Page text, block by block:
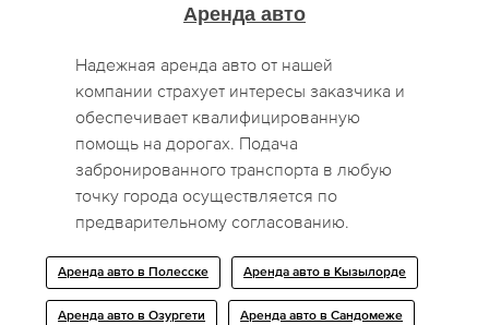
Аренда авто
Надежная аренда авто от нашей
компании страхует интересы заказчика и
обеспечивает квалифицированную
помощь на дорогах. Подача
забронированного транспорта в любую
точку города осуществляется по
предварительному согласованию.
Аренда авто в Полесске Аренда авто в Кызылорде
Аренда авто в Озургети Аренда авто в Сандомеже